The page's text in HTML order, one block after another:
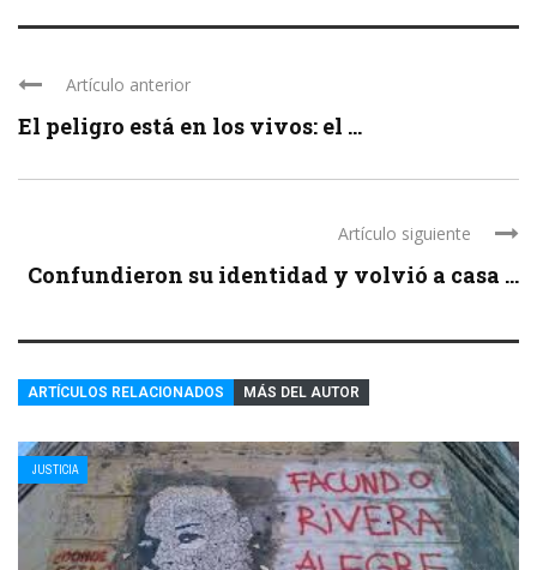
Artículo anterior
El peligro está en los vivos: el ...
Artículo siguiente
Confundieron su identidad y volvió a casa ...
ARTÍCULOS RELACIONADOS MÁS DEL AUTOR
JUSTICIA